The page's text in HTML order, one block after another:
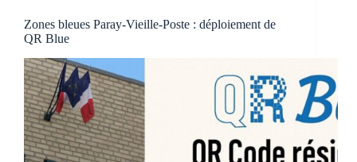
Zones bleues Paray-Vieille-Poste : déploiement de
QR Blue